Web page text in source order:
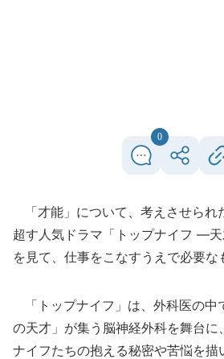
0
「才能」について、考えさせら
超す人気ドラマ「トップナイフ ―
を見て、仕事をこなすうえで必要な
「トップナイフ」は、外科医の中
の天才」が集う脳神経外科を舞台に
ナイフたちの抱える秘密や苦悩を描